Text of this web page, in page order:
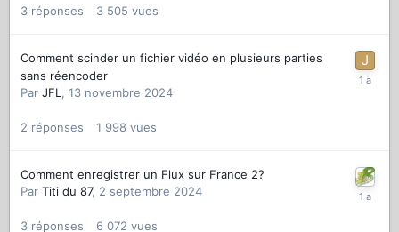
3 réponses 3 505 vues
Comment scinder un fichier vidéo en plusieurs parties
sans réencoder
Par JFL , 13 novembre 2024
2 réponses 1 998 vues
Comment enregistrer un Flux sur France 2?
Par Titi du 87, 2 septembre 2024
3 réponses 6 072 vues